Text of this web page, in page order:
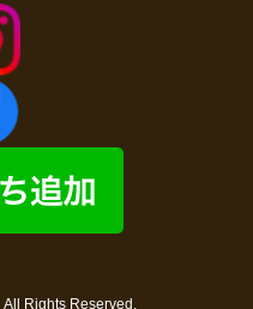
All Rights Reserved.